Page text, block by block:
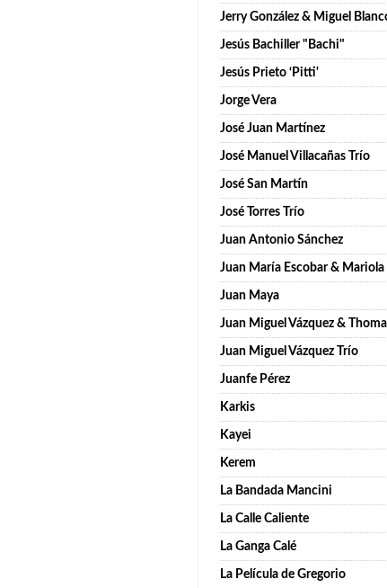
Jerry González & Miguel
Jesús Bachiller "Bachi"
Jesús Prieto ‘Pitti'
Jorge Vera
José Juan Martínez
José Manuel Villacañas Trío
José San Martín
José Torres Trío
Juan Antonio Sánchez
Juan María Escobar &
Juan Maya
Juan Miguel Vázquez &
Juan Miguel Vázquez Trío
Juanfe Pérez
Karkis
Kayei
Kerem
La Bandada Mancini
La Calle Caliente
La Ganga Calé
La Película de Gregorio